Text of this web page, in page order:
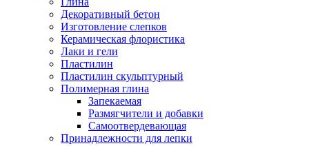
Декоративный бетон
Изготовление слепков
Керамическая флористика
Лаки и гели
Пластилин
Пластилин скульптурный
Полимерная глина
Запекаемая
Размягчители и добавки
Самоотвердевающая
Принадлежности для лепки